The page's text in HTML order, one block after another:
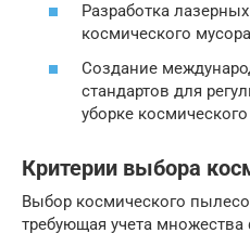
Разработка
космического
Создание
стандартов для
уборке
Критерии выбора
Выбор космического
требующая учета